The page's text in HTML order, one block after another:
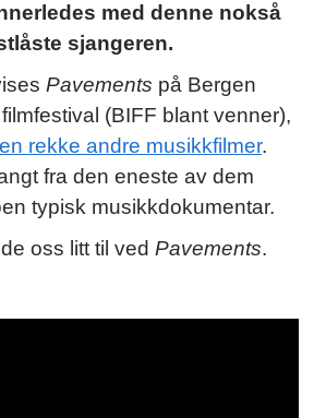
med denne nokså
sjangeren.
Pavements på Bergen
(BIFF blant venner),
en rekke andre musikkfilmer.
fra den eneste av dem
typisk musikkdokumentar.
oss litt til ved Pavements.